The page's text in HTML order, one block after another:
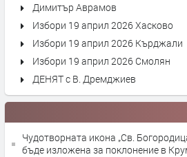
Димитър Аврамов
Избори 19 април 2026 Хасково
Избори 19 април 2026 Кърджали
Избори 19 април 2026 Смолян
ДЕНЯТ с В. Дремджиев
Чудотворната икона „Св.
бъде изложена за поклонение в